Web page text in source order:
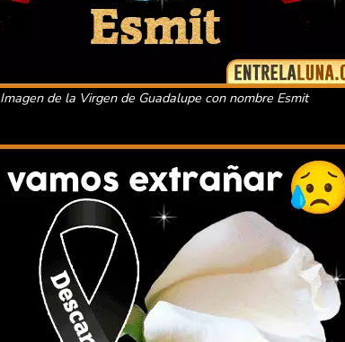
Imagen de la Virgen de Guadalupe con nombre Esmit